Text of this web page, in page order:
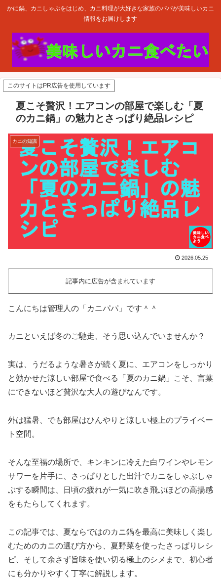
かに鍋、カニしゃぶをはじめ、カニ料理が大好きな家族のパパが美味しいカニ
情報をお届けします
このサイトはPR広告を使用しています
夏こそ贅沢！エアコンの部屋で楽しむ「夏
のカニ鍋」の魅力とさっぱり絶品レシピ
カニの知識
2026.05.25
記事内に広告が含まれています
こんにちは管理人の「カニパパ」です＾＾
カニといえば冬のご馳走、そう思い込んでいませんか？
実は、うだるような暑さが続く夏に、エアコンをしっかり
と効かせた涼しい部屋で食べる「夏のカニ鍋」こそ、言葉
にできないほど贅沢な大人の遊びなんです。
外は猛暑、でも部屋はひんやりと涼しい極上のプライベー
ト空間。
そんな至福の場所で、キンキンに冷えた白ワインやレモン
サワーを片手に、さっぱりとした出汁でカニをしゃぶしゃ
ぶする瞬間は、日頃の疲れが一気に吹き飛ぶほどの高揚感
をもたらしてくれます。
この記事では、夏ならではのカニ鍋を最高に美味しく楽し
むためのカニの選び方から、夏野菜を使ったさっぱりレシ
ピ、そして余さず旨味を使い切る極上のシメまで、初心者
にも分かりやすく丁寧に解説します。